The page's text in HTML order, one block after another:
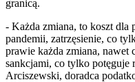
granicą.
- Każda zmiana, to koszt dla
pandemii, zatrzęsienie, co
prawie każda zmiana, nawet
sankcjami, co tylko potęguje
Arciszewski, doradca